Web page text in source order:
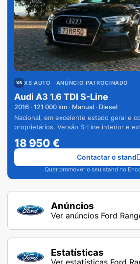
XS AUTO · ANÚNCIO PATROCINADO
Audi A3 1.6 TDI S-Line
2016 · 121 000 km · Manual · Diesel
Nacional, em excelente estado geral e
proprietários. Versão S-Line interior e
18 950€
Quer promover o seu stand no
Contactar o stand
Anúncios
Ver anúncios Ford
Estatísticas
Ver estatísticas Ford